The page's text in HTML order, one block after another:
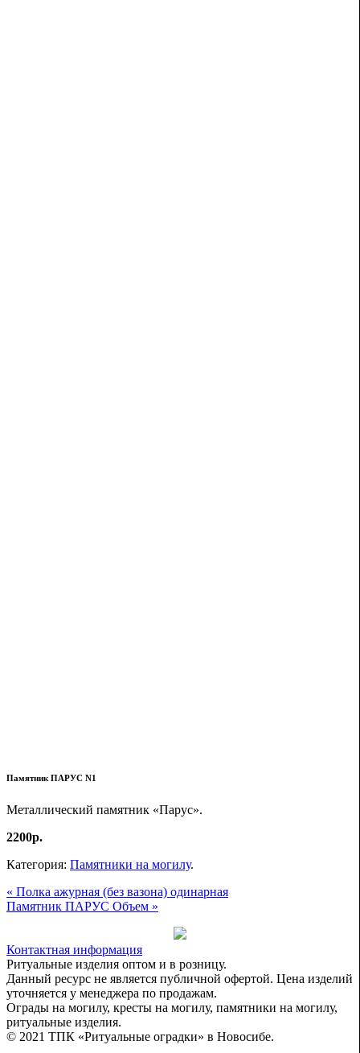
Памятник ПАРУС N1
Металлический памятник «Парус».
2200р.
Категория: Памятники на могилу.
« Полка ажурная (без вазона) одинарная
Памятник ПАРУС Объем »
Контактная информация
Ритуальные изделия оптом и в розницу.
Данный ресурс не является публичной офертой. Цена изделий
уточняется у менеджера по продажам.
Ограды на могилу, кресты на могилу, памятники на могилу,
ритуальные изделия.
© 2021 ТПК «Ритуальные оградки» в Новосибе.